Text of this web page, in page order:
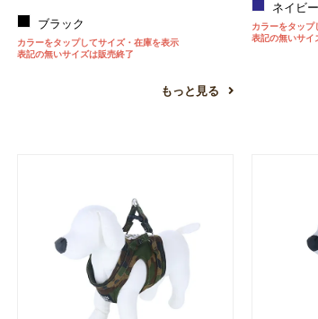
ブラック
カラーをタップしてサイズ・在庫を表示
表記の無いサイズは販売終了
もっと見る
ネイビー
カラーをタップ
表記の無いサイ